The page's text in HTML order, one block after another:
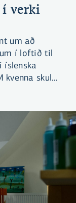
í verki
um að
í loftið til
íslenska
kvenna skuli